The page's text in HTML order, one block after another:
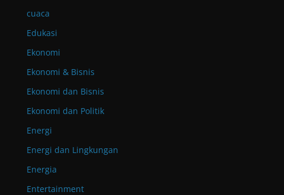
cuaca
Edukasi
Ekonomi
Ekonomi & Bisnis
Ekonomi dan Bisnis
Ekonomi dan Politik
Energi
Energi dan Lingkungan
Energia
Entertainment